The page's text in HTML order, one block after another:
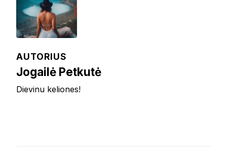
AUTORIUS
Jogailė Petkutė
Dievinu keliones!